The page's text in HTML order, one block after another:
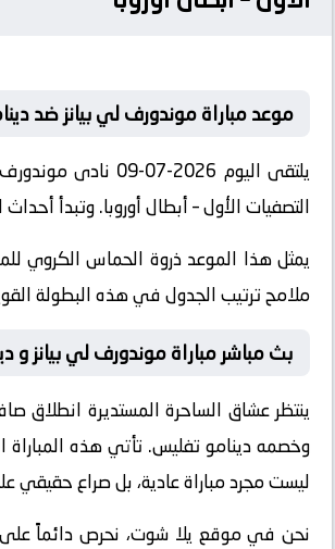
موعد مباراة موندورف لي بيانز ضد
يلتقى اليوم
التصفيات الأول – أبطال أوروبا. وتبدأ أحداث اللقاء في تمام
يمثل هذا الموعد ذروة الحماس الكروي
ملامح ترتيب الجدول في هذه البطولة
بث مباشر مباراة موندورف لي بيانز و
ينتظر عشاق الساحرة المستديرة انطلاق
وخصمهدينامو تفليس. تأتي هذه
ليست مجرد مباراة عادية، بل صراع حقيقي
نحن في موقع يلا شوت، نحرص دائماً